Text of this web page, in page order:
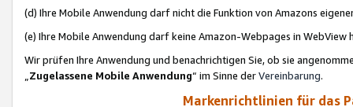
(d) Ihre Mobile Anwendung darf nicht die Funktion von Amazons
(e) Ihre Mobile Anwendung darf keine Amazon-Webpages in WebView
Wir prüfen Ihre Anwendung und benachrichtigen Sie, ob sie
„Zugelassene Mobile Anwendung“ im Sinne derVereinbarung.
Markenrichtlinien für das